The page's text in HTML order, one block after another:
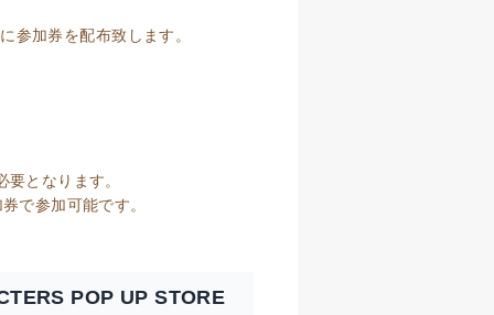
参加券を配布致します。
となります。
で参加可能です。
POP UP STORE